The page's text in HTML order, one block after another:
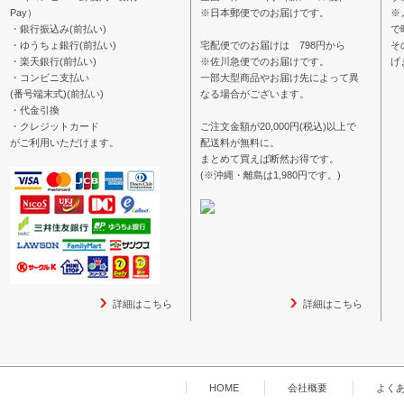
Pay）
・銀行振込み(前払い)
・ゆうちょ銀行(前払い)
・楽天銀行(前払い)
・コンビニ支払い
(番号端末式)(前払い)
・代金引換
・クレジットカード
がご利用いただけます。
詳細はこちら
※日本郵便でのお届けです。
宅配便でのお届けは 798円から
※佐川急便でのお届けです。
一部大型商品やお届け先によって異
なる場合がございます。
ご注文金額が20,000円(税込)以上で
配送料が無料に。
まとめて買えば断然お得です。
(※沖縄・離島は1,980円です。)
詳細はこちら
※
で
そ
げ
HOME 会社概要 よく